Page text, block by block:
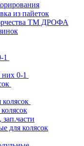
из пайеток
ТМ ДРОФА
1
0-1
колясок
для колясок